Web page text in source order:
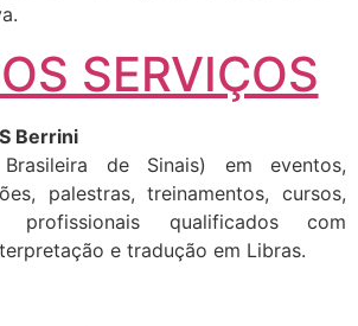
SERVIÇOS
Berrini
Brasileira de Sinais) em eventos,
palestras, treinamentos, cursos,
profissionais qualificados com
e tradução em Libras.